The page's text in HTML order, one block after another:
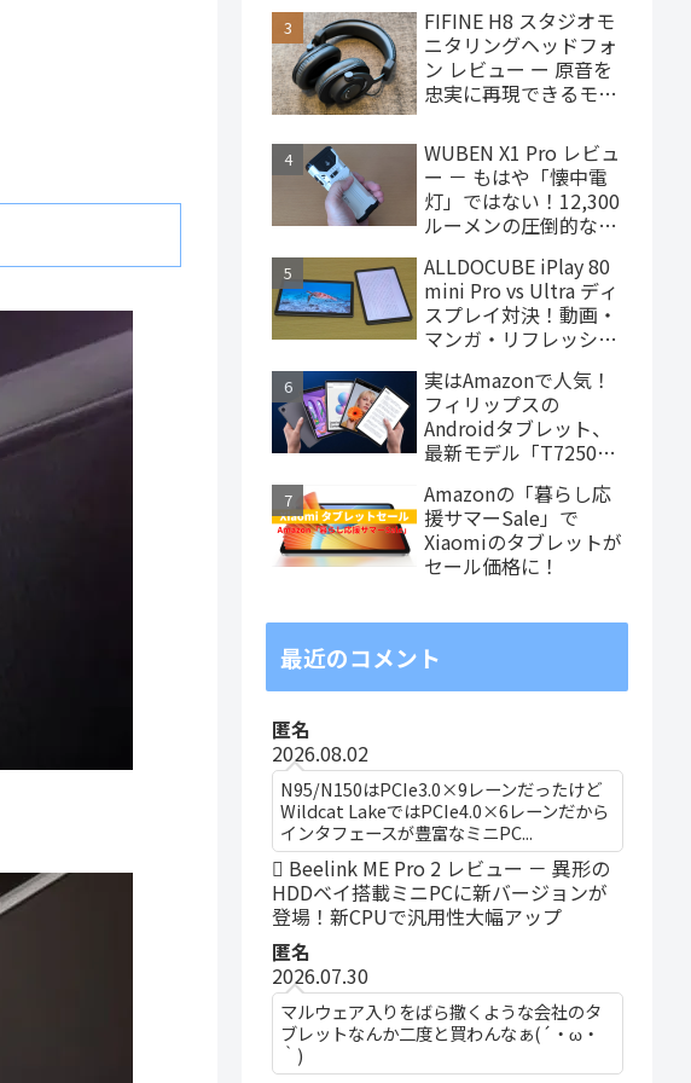
ゲーミングタブレット
FIFINE H8 スタジオモ
ニタリングヘッドフォ
ン レビュー ー 原音を
忠実に再現できるモニ
4,000円台で購入でき
ます
WUBEN X1 Pro レビュ
ー － もはや「懐中電
灯」ではない！12,300
ルーメンの圧倒的な輝
LEDライト
ALLDOCUBE iPlay 80
mini Pro vs Ultra ディ
スプレイ対決！動画・
マンガ・リフレッシュ
実はAmazonで人気！
フィリップスの
Androidタブレット、
最新モデル「T7250」
Amazonの「暮らし応
援サマーSale」で
Xiaomiのタブレットが
セール価格に！
最近のコメント
匿名
2026.08.02
N95/N150はPCIe3.0×9レーンだったけど
Wildcat LakeではPCIe4.0×6レーンだから
インタフェースが豊富なミニPC...
Beelink ME Pro 2 レビュー － 異形の
HDDベイ搭載ミニPCに新バージョンが
登場！新CPUで汎用性大幅アップ
匿名
2026.07.30
マルウェア入りをばら撒くような会社のタ
ブレットなんか二度と買わんなぁ(´・ω・
｀)